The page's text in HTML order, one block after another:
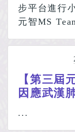
步平台進行
元智MS
【第三屆
因應武漢
...